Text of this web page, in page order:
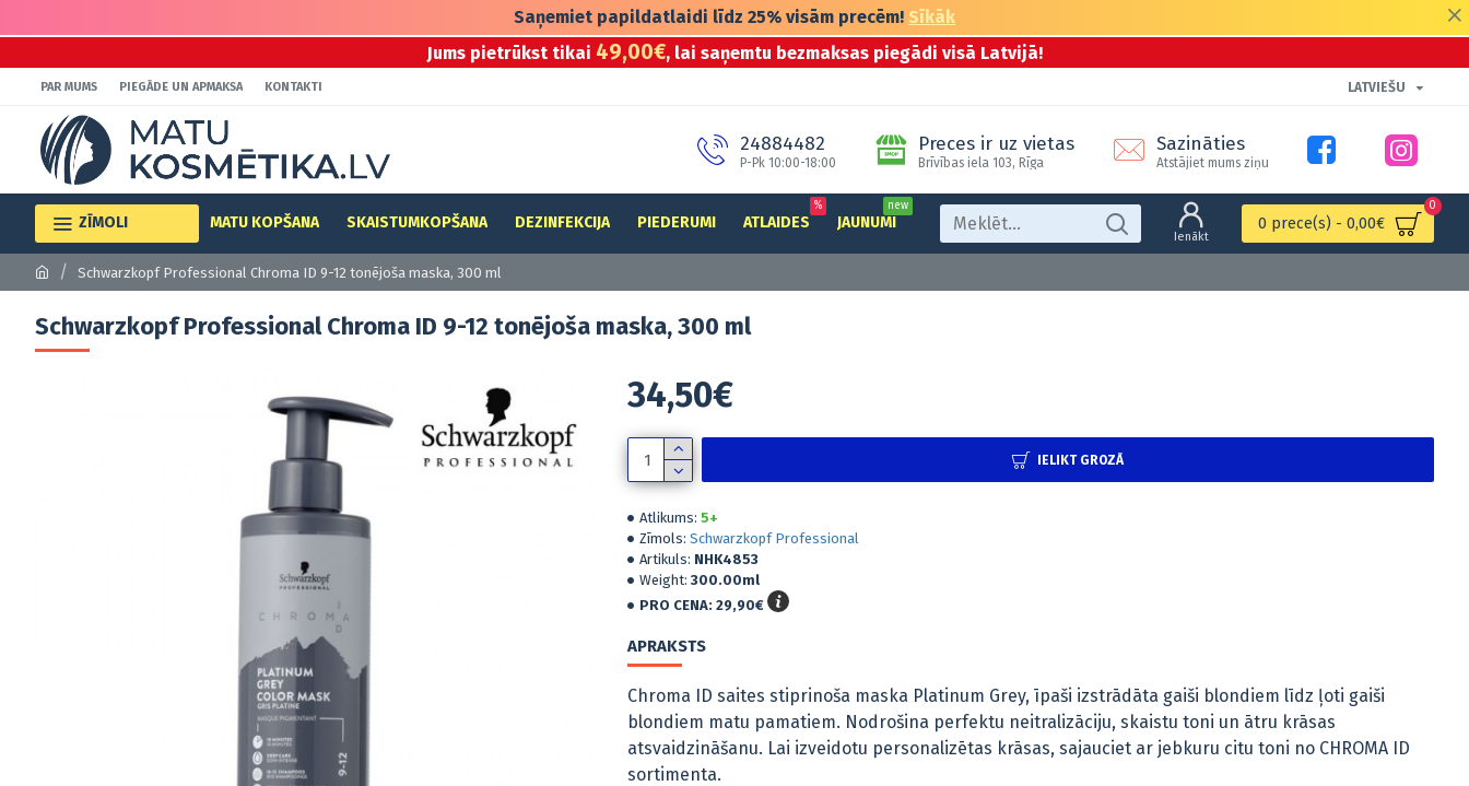
Saņemiet papildatlaidi līdz 25% visām precēm! Sīkāk
Jums pietrūkst tikai 49,00€, lai saņemtu bezmaksas piegādi visā Latvijā!
PAR MUMS PIEGĀDE UN APMAKSA KONTAKTI LATVIEŠU
24884482
P-Pk 10:00-18:00
Preces ir uz vietas
Brīvības iela 103, Rīga
Sazināties
Atstājiet mums ziņu
ZĪMOLI MATU KOPŠANA SKAISTUMKOPŠANA DEZINFEKCIJA PIEDERUMI ATLAIDES
%
JAUNUMI
new
Ienākt
0 prece(s) - 0,00€
0
Schwarzkopf Professional Chroma ID 9-12 tonējoša maska, 300 ml
Schwarzkopf Professional Chroma ID 9-12 tonējoša maska, 300 ml
Atlikums: 5+
Zīmols: Schwarzkopf Professional
Artikuls: NHK4853
Weight: 300.00ml
PRO CENA: 29,90€
34,50€
IELIKT GROZĀ
APRAKSTS
Chroma ID saites stiprinoša maska Platinum Grey, īpaši izstrādāta gaiši blondiem līdz ļoti gaiši
blondiem matu pamatiem. Nodrošina perfektu neitralizāciju, skaistu toni un ātru krāsas
atsvaidzināšanu. Lai izveidotu personalizētas krāsas, sajauciet ar jebkuru citu toni no CHROMA ID
sortimenta.